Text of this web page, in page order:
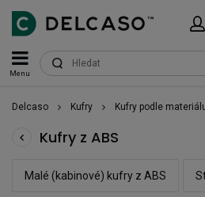
Menu
Delcaso Kufry Kufry podle
Kufry z ABS
Malé (kabinové) kufry z ABS